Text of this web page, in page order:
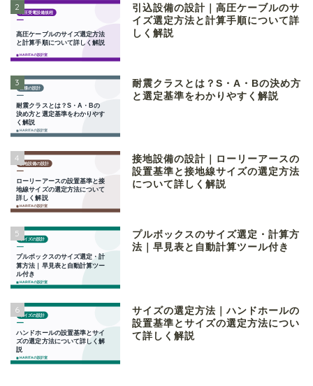
2
引込設備の設計｜高圧ケーブルのサ
イズ選定方法と計算手順について詳
しく解説
3
耐震クラスとは？S・A・Bの決め方
と選定基準をわかりやすく解説
4
接地設備の設計｜ローリーアースの
設置基準と接地線サイズの選定方法
について詳しく解説
5
プルボックスのサイズ選定・計算方
法｜早見表と自動計算ツール付き
6
サイズの選定方法｜ハンドホールの
設置基準とサイズの選定方法につい
て詳しく解説